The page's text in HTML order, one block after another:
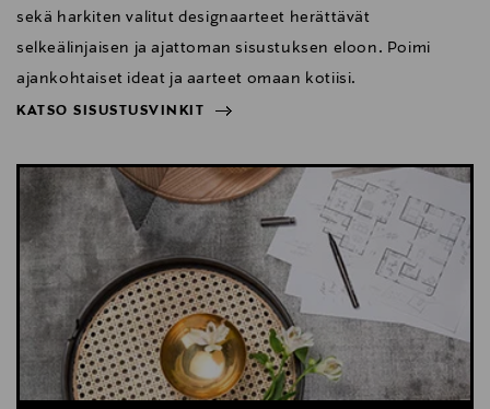
sekä harkiten valitut designaarteet herättävät
selkeälinjaisen ja ajattoman sisustuksen eloon. Poimi
ajankohtaiset ideat ja aarteet omaan kotiisi.
KATSO SISUSTUSVINKIT
KATSO SISUSTUSVINKIT